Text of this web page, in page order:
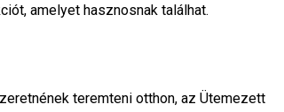
amelyet hasznosnak találhat.
teremteni otthon, az Ütemezett